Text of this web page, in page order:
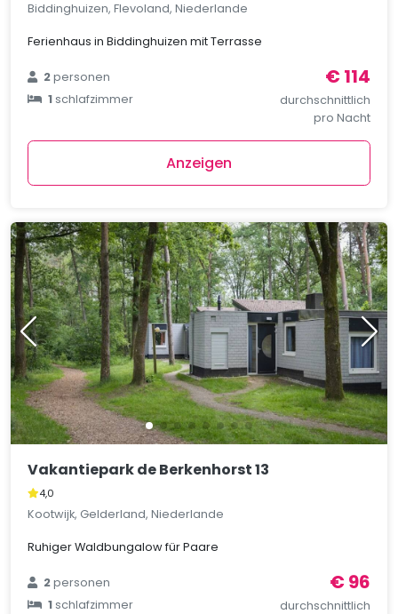
Biddinghuizen, Flevoland, Niederlande
Ferienhaus in Biddinghuizen mit Terrasse
2personen
1schlafzimmer
€ 114
durchschnittlich
pro Nacht
Anzeigen
Vakantiepark de Berkenhorst 13
4,0
Kootwijk, Gelderland, Niederlande
Ruhiger Waldbungalow für Paare
2personen
1schlafzimmer
€ 96
durchschnittlich